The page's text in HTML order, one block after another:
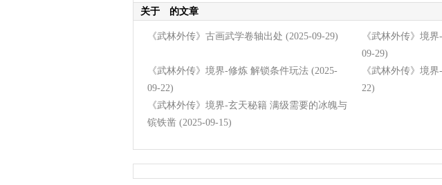
关于 的文章
《武林外传》古画武学卷轴出处 (2025-09-29) 《武林外传》境
09-29)
《武林外传》境界-修炼 解锁条件玩法 (2025-
09-22)
《武林外传》境
22)
《武林外传》境界-玄天秘籍 满级需要的冰魄与
镔铁凿 (2025-09-15)